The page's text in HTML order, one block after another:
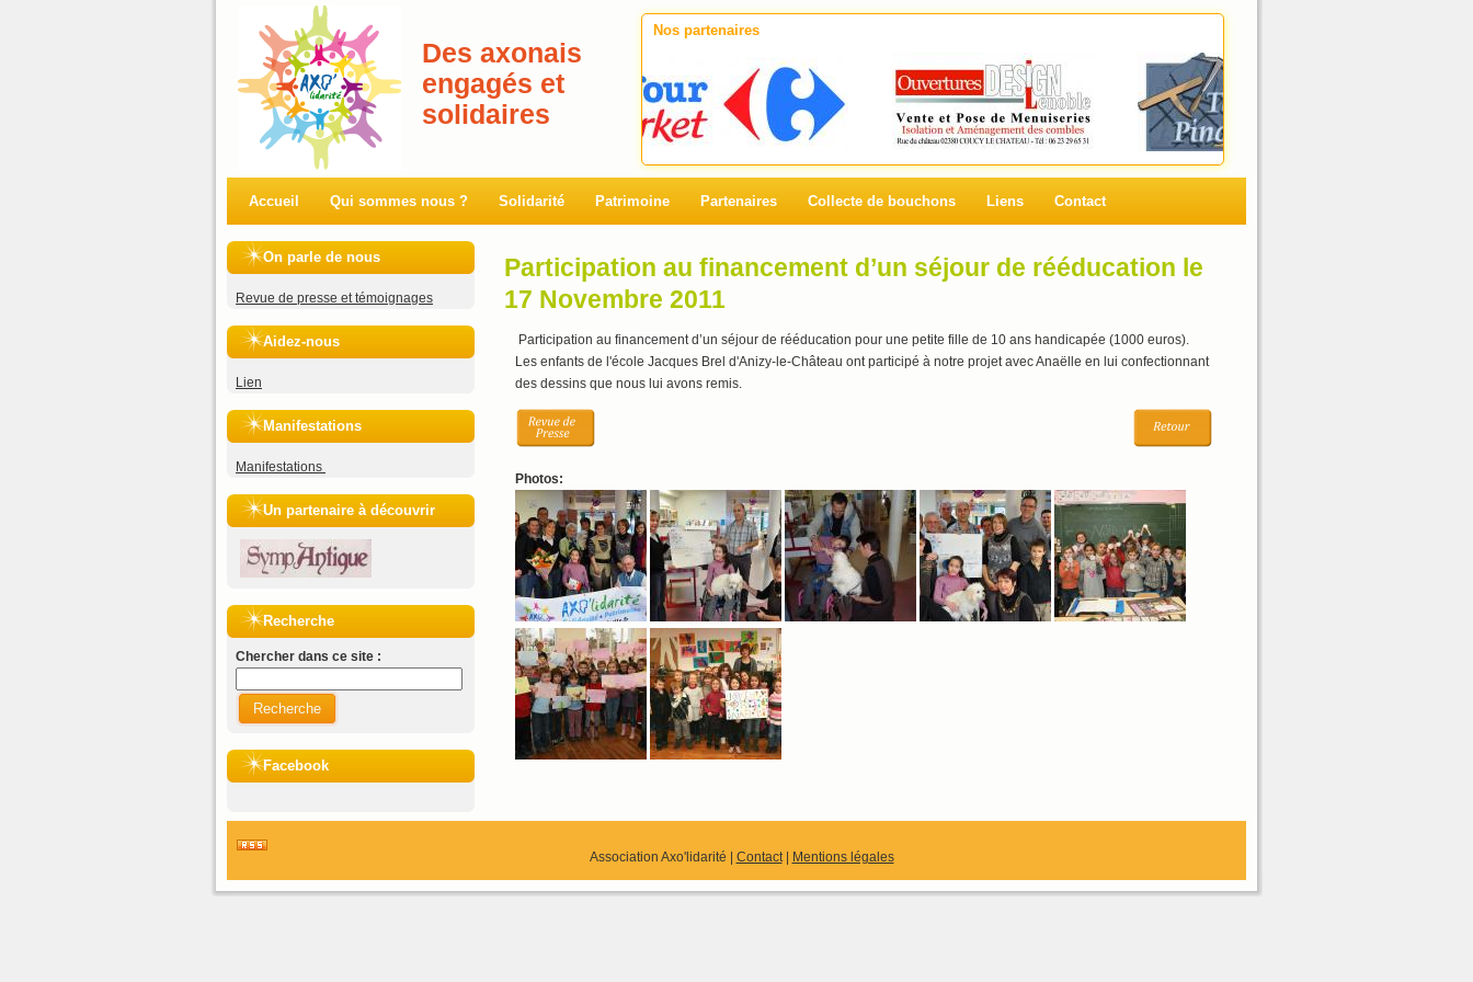
Des axonais
engagés et
solidaires
Accueil Qui sommes nous ? Solidarité Patrimoine Partenaires Collecte de bouchons Liens Contact
Nos partenaires
On parle de nous
Revue de presse et témoignages
Aidez-nous
Lien
Manifestations
Manifestations
Un partenaire à découvrir
Recherche
Chercher dans ce site :
Recherche
Facebook
Participation au financement d’un séjour de rééducation le
17 Novembre 2011
Participation au financement d’un séjour de rééducation pour une petite fille de 10 ans handicapée (1000 euros).
Les enfants de l'école Jacques Brel d'Anizy-le-Château ont participé à notre projet avec Anaëlle en lui confectionnant
des dessins que nous lui avons remis.
Photos:
Association Axo'lidarité | Contact| Mentions légales